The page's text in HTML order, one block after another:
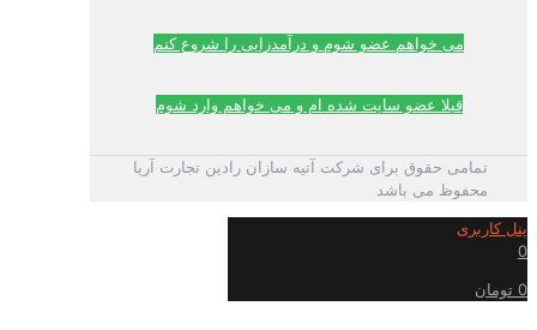
می خواهم عضو شوم و درآمدزایی را شروع کنم
قبلا عضو سایت شده ام و می خواهم وارد شوم
تمامی حقوق برای شرکت آتیه سازان رادین تجارت آریا
محفوظ می باشد
پنل کاربری
0
0 تومان